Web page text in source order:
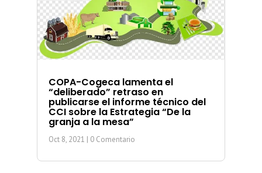
COPA-Cogeca lamenta el
“deliberado” retraso en
publicarse el informe técnico del
CCI sobre la Estrategia “De la
granja a la mesa”
Oct 8, 2021 | 0 Comentario